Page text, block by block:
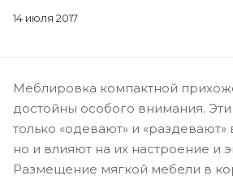
14 июля 2017
Меблировка компактной
достойны особого внимания.
только «одевают» и
но и влияют на их настроение и
Размещение мягкой мебели в